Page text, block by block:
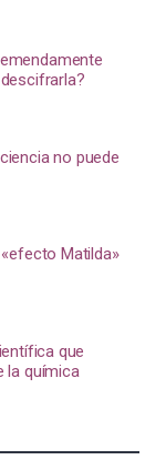
no puede
Matilda»
que
la química